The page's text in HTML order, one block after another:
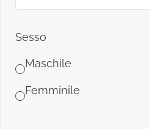
Sesso
Maschile
Femminile